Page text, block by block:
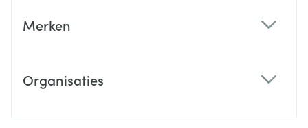
Merken
Organisaties